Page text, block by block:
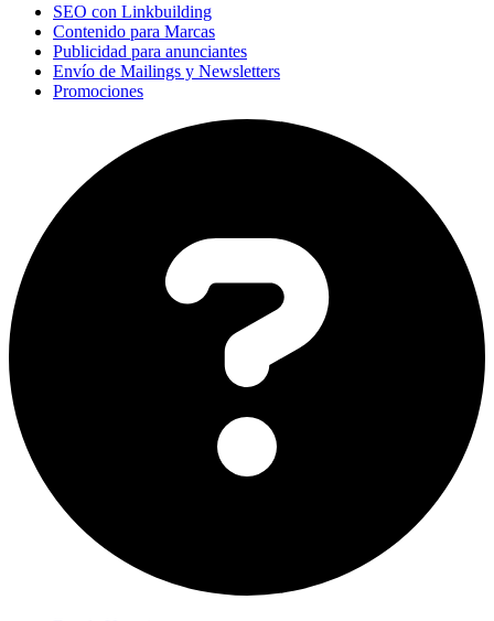
SEO con Linkbuilding
Contenido para Marcas
Publicidad para anunciantes
Envío de Mailings y Newsletters
Promociones